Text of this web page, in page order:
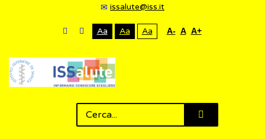
issalute@iss.it
Aa Aa Aa A- A A+